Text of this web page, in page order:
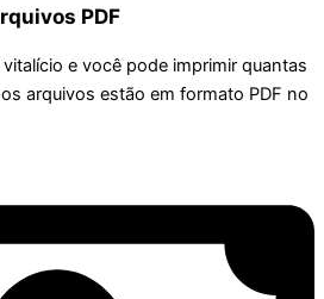
PDF
e você pode imprimir quantas
arquivos estão em formato PDF no